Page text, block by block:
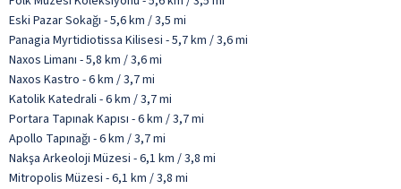
Eski Pazar Sokağı - 5,6 km / 3,5 mi
Panagia Myrtidiotissa Kilisesi - 5,7 km / 3,6 mi
Naxos Limanı - 5,8 km / 3,6 mi
Naxos Kastro - 6 km / 3,7 mi
Katolik Katedrali - 6 km / 3,7 mi
Portara Tapınak Kapısı - 6 km / 3,7 mi
Apollo Tapınağı - 6 km / 3,7 mi
Nakşa Arkeoloji Müzesi - 6,1 km / 3,8 mi
Mitropolis Müzesi - 6,1 km / 3,8 mi